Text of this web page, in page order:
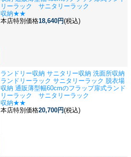
リーラック サニタリーラック
収納★★
本店特別価格18,640円(税込)
ランドリー収納 サニタリー収納 洗面所収納
ランドリーラック サニタリーラック 脱衣場
収納 通販薄型幅60cmのフラップ扉式ランド
リーラック サニタリーラック
収納★★
本店特別価格20,700円(税込)